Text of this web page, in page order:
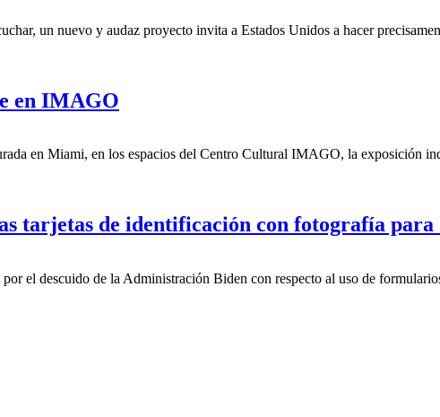
un nuevo y audaz proyecto invita a Estados Unidos a hacer
en IMAGO
en Miami, en los espacios del Centro Cultural IMAGO, la exposición
tarjetas de identificación con fotografía
el descuido de la Administración Biden con respecto al uso de